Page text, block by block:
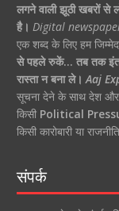
लगने वाली झूठी खबरों से
है। Digital
एक शब्द के लिए हम
से पहले रुकें… तब तक
रास्ता न बना ले। Aaj
सूचना देने के साथ देश और
किसी Political
किसी कारोबारी या
संपर्क